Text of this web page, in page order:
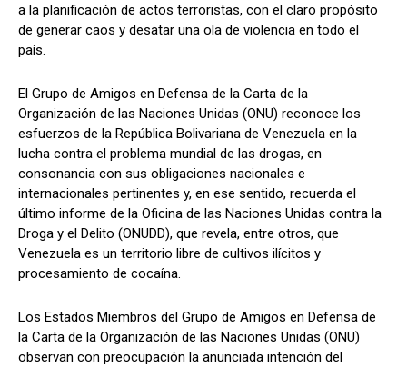
a la planificación de actos terroristas, con el claro propósito
de generar caos y desatar una ola de violencia en todo el
país.
El Grupo de Amigos en Defensa de la Carta de la
Organización de las Naciones Unidas (ONU) reconoce los
esfuerzos de la República Bolivariana de Venezuela en la
lucha contra el problema mundial de las drogas, en
consonancia con sus obligaciones nacionales e
internacionales pertinentes y, en ese sentido, recuerda el
último informe de la Oficina de las Naciones Unidas contra la
Droga y el Delito (ONUDD), que revela, entre otros, que
Venezuela es un territorio libre de cultivos ilícitos y
procesamiento de cocaína.
Los Estados Miembros del Grupo de Amigos en Defensa de
la Carta de la Organización de las Naciones Unidas (ONU)
observan con preocupación la anunciada intención del